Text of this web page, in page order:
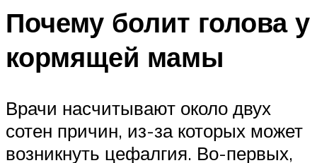
Почему болит голова у
кормящей мамы
Врачи насчитывают около двух
сотен причин, из-за которых может
возникнуть цефалгия. Во-первых,